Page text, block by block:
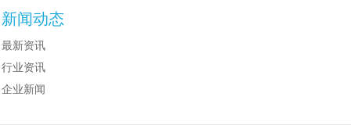
新闻动态
最新资讯
行业资讯
企业新闻